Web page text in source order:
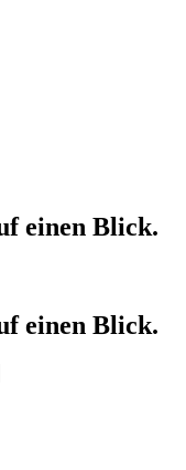
einen Blick.
einen Blick.